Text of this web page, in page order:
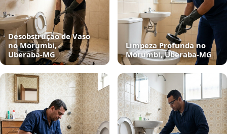
Desobstrução de Vaso
no Morumbi,
Uberaba‑MG
Limpeza Profunda no
Morumbi, Uberaba‑MG